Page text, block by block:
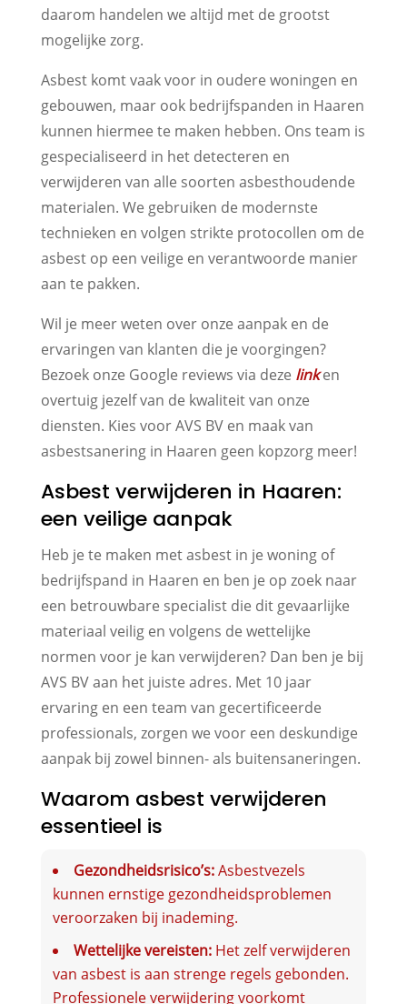
daarom handelen we altijd met de grootst
mogelijke zorg.
Asbest komt vaak voor in oudere woningen en
gebouwen, maar ook bedrijfspanden in Haaren
kunnen hiermee te maken hebben. Ons team is
gespecialiseerd in het detecteren en
verwijderen van alle soorten asbesthoudende
materialen. We gebruiken de modernste
technieken en volgen strikte protocollen om de
asbest op een veilige en verantwoorde manier
aan te pakken.
Wil je meer weten over onze aanpak en de
ervaringen van klanten die je voorgingen?
Bezoek onze Google reviews via deze linken
overtuig jezelf van de kwaliteit van onze
diensten. Kies voor AVS BV en maak van
asbestsanering in Haaren geen kopzorg meer!
Asbest verwijderen in Haaren:
een veilige aanpak
Heb je te maken met asbest in je woning of
bedrijfspand in Haaren en ben je op zoek naar
een betrouwbare specialist die dit gevaarlijke
materiaal veilig en volgens de wettelijke
normen voor je kan verwijderen? Dan ben je bij
AVS BV aan het juiste adres. Met 10 jaar
ervaring en een team van gecertificeerde
professionals, zorgen we voor een deskundige
aanpak bij zowel binnen- als buitensaneringen.
Waarom asbest verwijderen
essentieel is
Gezondheidsrisico’s:Asbestvezels
kunnen ernstige gezondheidsproblemen
veroorzaken bij inademing.
Wettelijke vereisten:Het zelf verwijderen
van asbest is aan strenge regels gebonden.
Professionele verwijdering voorkomt